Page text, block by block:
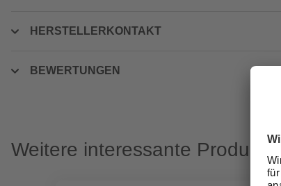
HERSTELLERKONTAKT
BEWERTUNGEN
Weitere interessante Produkte